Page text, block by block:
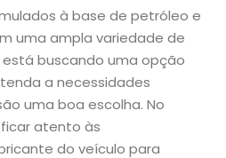
à base de petróleo e
uma ampla variedade de
buscando uma opção
a necessidades
uma boa escolha. No
atento às
do veículo para